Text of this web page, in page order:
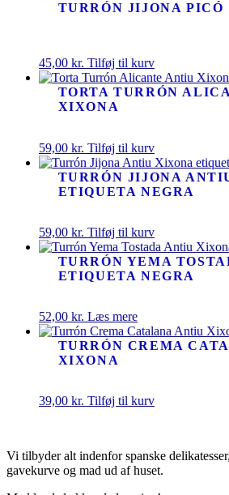
TURRÓN JIJONA PICÓ
45,00 kr. Tilføj til kurv
TORTA TURRÓN
XIXONA
59,00 kr. Tilføj til kurv
TURRÓN JIJONA
ETIQUETA NEGRA
59,00 kr. Tilføj til kurv
TURRÓN YEMA
ETIQUETA NEGRA
52,00 kr. Læs mere
TURRÓN CREMA
XIXONA
39,00 kr. Tilføj til kurv
Vi tilbyder alt indenfor spanske
gavekurve og mad ud af huset.